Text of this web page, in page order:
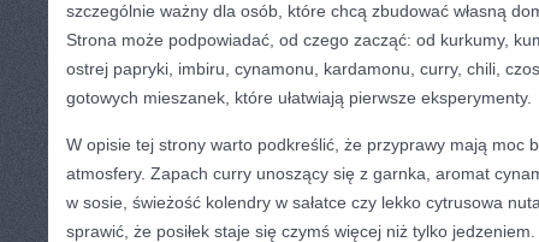
szczególnie ważny dla osób, które chcą zbudować własną
Strona może podpowiadać, od czego zacząć: od kurkumy,
ostrej papryki, imbiru, cynamonu, kardamonu, curry, chili,
gotowych mieszanek, które ułatwiają pierwsze eksperymenty.
W opisie tej strony warto podkreślić, że przyprawy mają moc
atmosfery. Zapach curry unoszący się z garnka, aromat
w sosie, świeżość kolendry w sałatce czy lekko cytrusowa
sprawić, że posiłek staje się czymś więcej niż tylko